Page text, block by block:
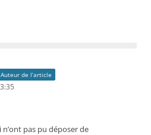
Auteur de l’article
pas pu déposer de